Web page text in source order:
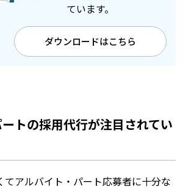
ています。
ダウンロードはこちら
トの採用代行が注目されてい
てアルバイト・パート応募者に十分な